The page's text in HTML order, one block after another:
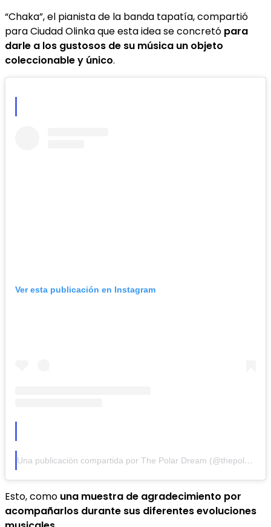
“Chaka”, el pianista de la banda tapatía, compartió
para Ciudad Olinka que esta idea se concretó para
darle a los gustosos de su música un objeto
coleccionable y único.
Ver esta publicación en Instagram
Una publicación compartida por The Polar Dream (@thepolardream)
Esto, como una muestra de agradecimiento por
acompañarlos durante sus diferentes evoluciones